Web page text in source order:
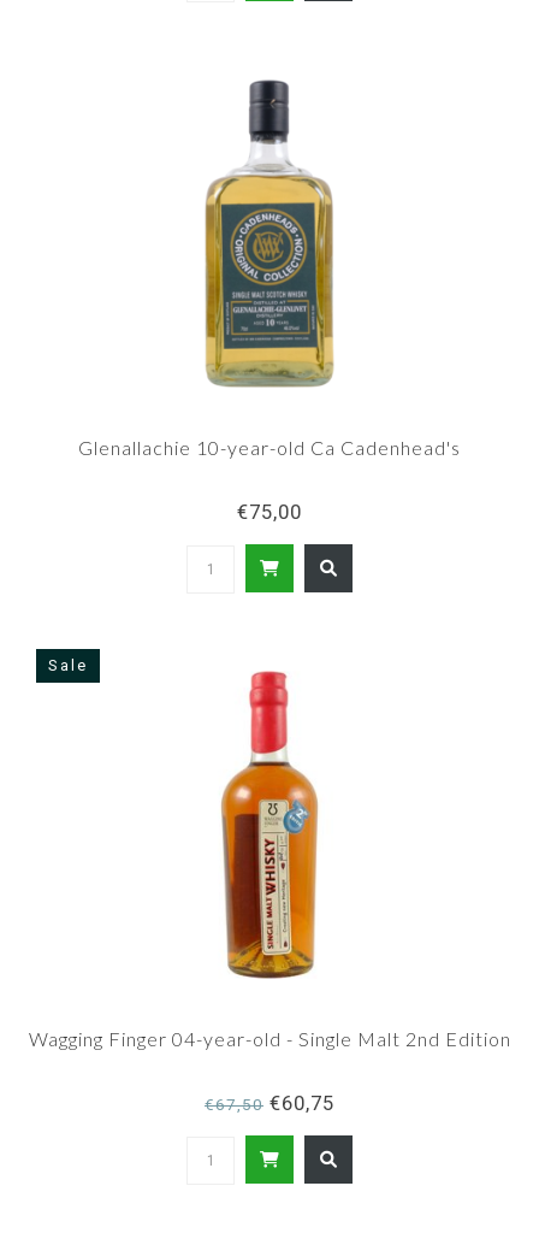
Glenallachie 10-year-old Ca Cadenhead's
€75,00
Sale
Wagging Finger 04-year-old - Single Malt 2nd Edition
€67,50 €60,75